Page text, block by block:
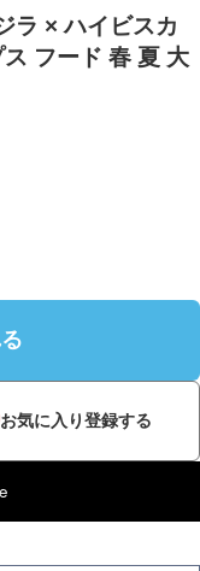
ラ × ハイビスカ
フード 春 夏 大
お気に入り登録する